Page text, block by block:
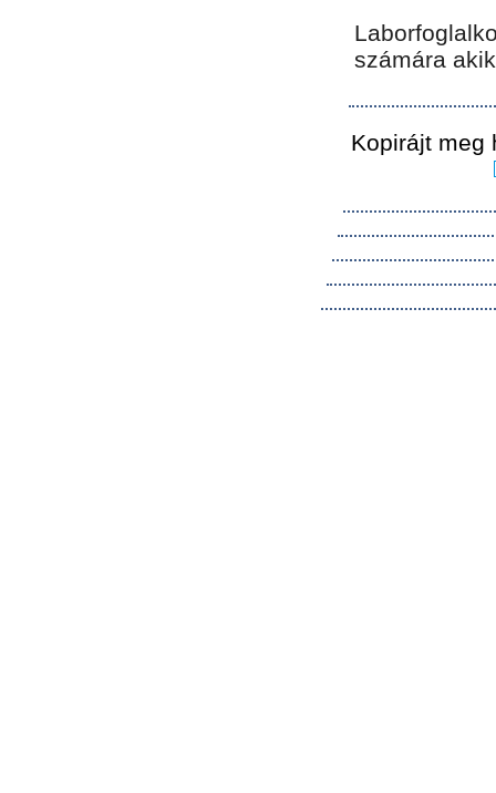
számára
Kopirájt meg